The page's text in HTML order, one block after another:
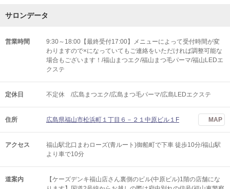
サロンデータ
営業時間
9:30～18:00【最終受付17:00】メニューによって受付時間が変
わりますので×になっていてもご連絡をいただければ調整可能な
場合もございます！/福山まつエク/福山まつ毛パーマ/福山LEDエ
クステ
定休日 不定休 /広島まつエク/広島まつ毛パーマ/広島LEDエクステ
住所 広島県福山市松浜町１丁目６－２１中原ビル１F MAP
アクセス
福山駅北口まわローズ(青ルート)御船町で下車 徒歩10分/福山駅
より車で10分
道案内
【ケーズデンキ福山店さん裏側のビル(中原ビル)1階の店舗にな